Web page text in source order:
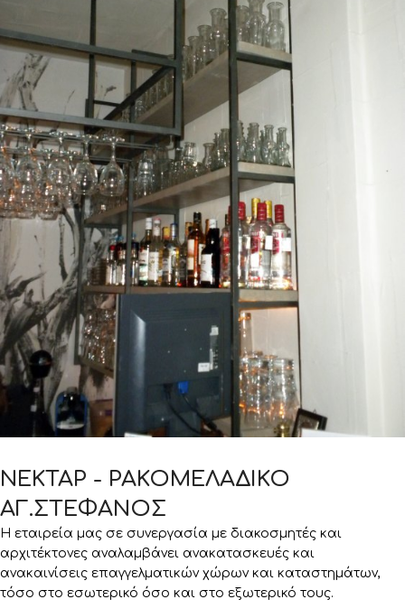
ΝΕΚΤΑΡ - ΡΑΚΟΜΕΛΑΔΙΚΟ
ΑΓ.ΣΤΕΦΑΝΟΣ
Η εταιρεία μας σε συνεργασία με διακοσμητές και
αρχιτέκτονες αναλαμβάνει ανακατασκευές και
ανακαινίσεις επαγγελματικών χώρων και καταστημάτων,
τόσο στο εσωτερικό όσο και στο εξωτερικό τους.